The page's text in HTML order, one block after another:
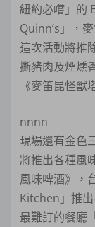
紐約必嚐」的
Quinn’s」，
這次活動將推
撕豬肉及煙燻
《麥笛昆怪獸
nnnn
現場還有金色
將推出各種風
風味啤酒》，
Kitchen」推
最難訂的餐廳